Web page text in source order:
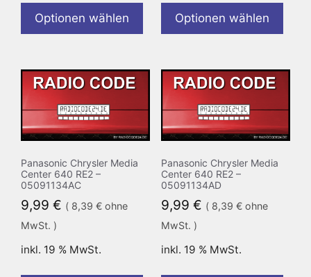
Optionen wählen Optionen wählen
Panasonic Chrysler Media
Center 640 RE2 –
05091134AC
9,99 € ( 8,39 € ohne
MwSt. )
inkl. 19 % MwSt.
Panasonic Chrysler Media
Center 640 RE2 –
05091134AD
9,99 € ( 8,39 €ohne
MwSt. )
inkl. 19 % MwSt.